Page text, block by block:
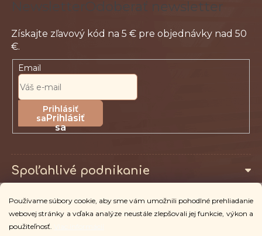
Používame súbory cookie, aby sme vám umožnili pohodlné prehliadanie
webovej stránky a vďaka analýze neustále zlepšovali jej funkcie, výkon a
použiteľnosť.
Odoberať newsletter
Email
Prihlásiť
sa
Spoľahlivé podnikanie
Pro zákazníky